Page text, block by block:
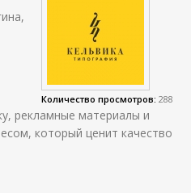
Количество просмотров: 288
рекламные материалы и
который ценит качество